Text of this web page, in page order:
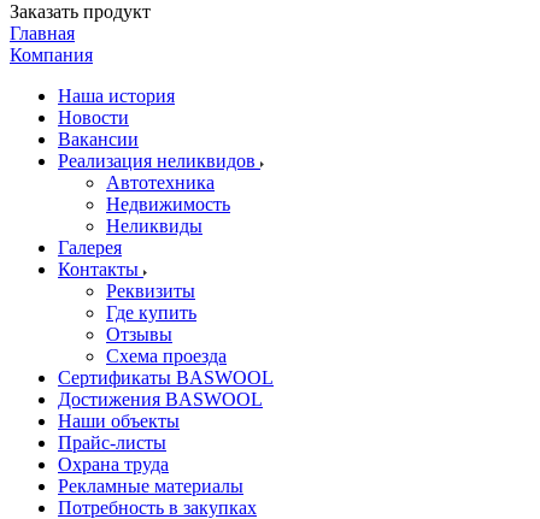
Заказать продукт
Главная
Компания
Наша история
Новости
Вакансии
Реализация неликвидов
Автотехника
Недвижимость
Неликвиды
Галерея
Контакты
Реквизиты
Где купить
Отзывы
Схема проезда
Сертификаты BASWOOL
Достижения BASWOOL
Наши объекты
Прайс-листы
Охрана труда
Рекламные материалы
Потребность в закупках